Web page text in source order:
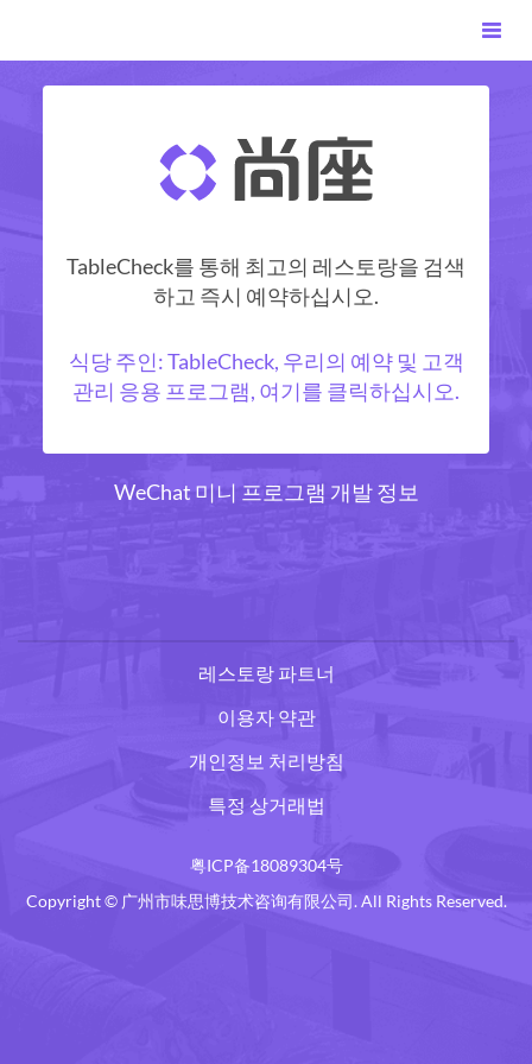
TableCheck를 통해 최고의 레스토랑을 검색
하고 즉시 예약하십시오.
식당 주인: TableCheck, 우리의 예약 및 고객
관리 응용 프로그램, 여기를 클릭하십시오.
WeChat 미니 프로그램 개발 정보
레스토랑 파트너
이용자 약관
개인정보 처리방침
특정 상거래법
粤ICP备18089304号
Copyright © 广州市味思博技术咨询有限公司. All Rights Reserved.